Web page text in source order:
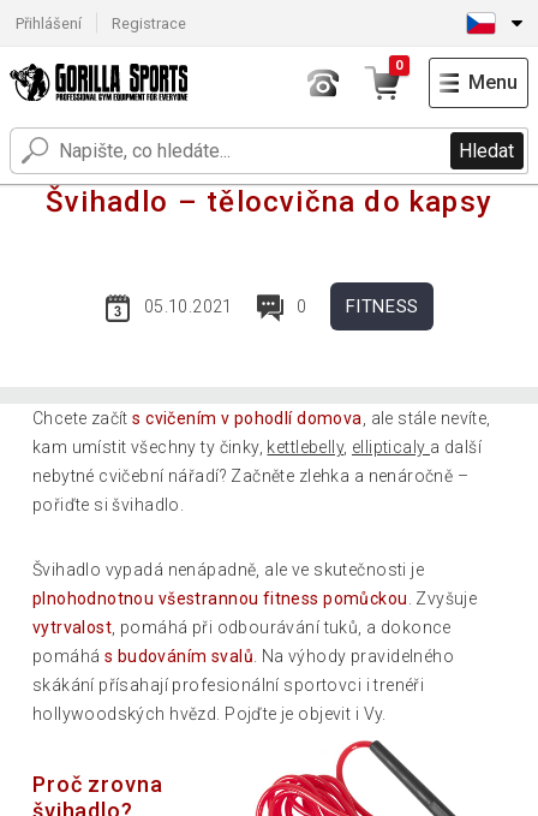
Přihlášení Registrace
Hledat
0
Menu
Švihadlo – tělocvična do kapsy
05.10.2021 0 FITNESS
Chcete začíts cvičením v pohodlí domova
, ale stále nevíte,
kam umístit všechny ty činky, kettlebelly, ellipticaly a další
nebytné cvičební nářadí? Začněte zlehka a nenáročně –
pořiďte si švihadlo.
Švihadlo vypadá nenápadně, ale ve skutečnosti je
plnohodnotnou všestrannou fitness pomůckou . Zvyšuje
vytrvalost , pomáhá při odbourávání tuků, a dokonce
pomáhá s budováním svalů . Na výhody pravidelného
skákání přísahají profesionální sportovci i trenéři
hollywoodských hvězd. Pojďte je objevit i Vy.
Proč zrovna
švihadlo?